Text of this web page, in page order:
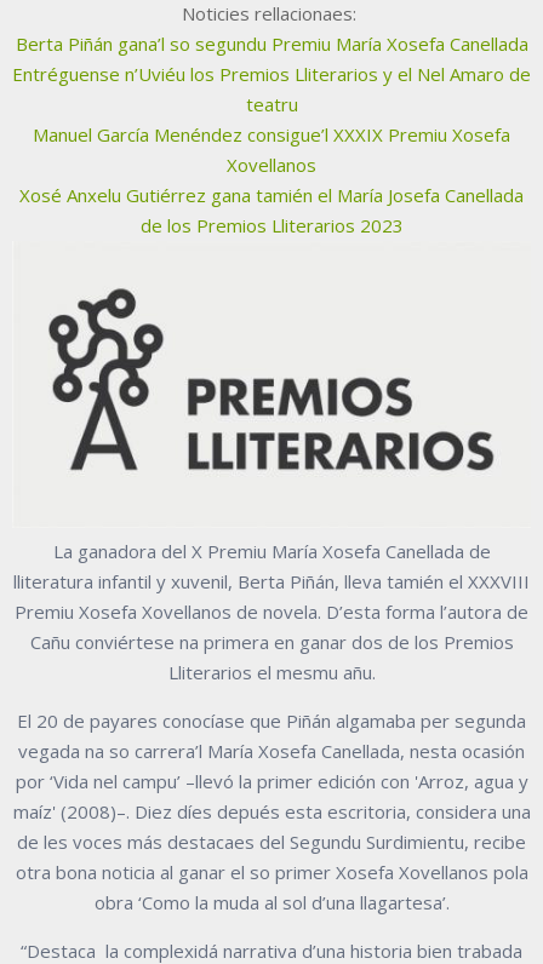
Noticies rellacionaes:
Berta Piñán gana’l so segundu Premiu María Xosefa Canellada
Entréguense n’Uviéu los Premios Lliterarios y el Nel Amaro de
teatru
Manuel García Menéndez consigue’l XXXIX Premiu Xosefa
Xovellanos
Xosé Anxelu Gutiérrez gana tamién el María Josefa Canellada
de los Premios Lliterarios 2023
La ganadora del X Premiu María Xosefa Canellada de
lliteratura infantil y xuvenil, Berta Piñán, lleva tamién el XXXVIII
Premiu Xosefa Xovellanos de novela. D’esta forma l’autora de
Cañu conviértese na primera en ganar dos de los Premios
Lliterarios el mesmu añu.
El 20 de payares conocíase que Piñán algamaba per segunda
vegada na so carrera’l María Xosefa Canellada, nesta ocasión
por ‘Vida nel campu’ –llevó la primer edición con 'Arroz, agua y
maíz' (2008)–. Diez díes depués esta escritoria, considera una
de les voces más destacaes del Segundu Surdimientu, recibe
otra bona noticia al ganar el so primer Xosefa Xovellanos pola
obra ‘Como la muda al sol d’una llagartesa’.
“Destaca la complexidá narrativa d’una historia bien trabada